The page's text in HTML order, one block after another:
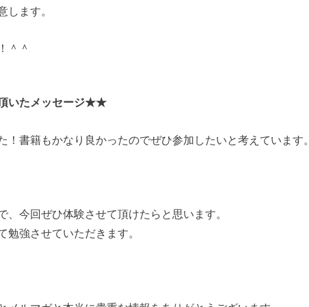
します。
＾＾
いたメッセージ★★
！書籍もかなり良かったのでぜひ参加したいと考えています。
、今回ぜひ体験させて頂けたらと思います。
勉強させていただきます。